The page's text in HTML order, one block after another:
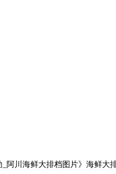
阿川海鲜大排档图片》海鲜大